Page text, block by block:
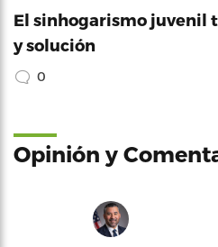
El sinhogarismo juvenil
y solución
0
Opinión y